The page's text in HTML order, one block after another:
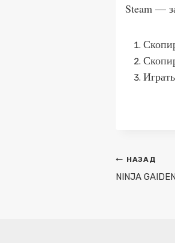
Steam —
по
НАЗАД
NINJA